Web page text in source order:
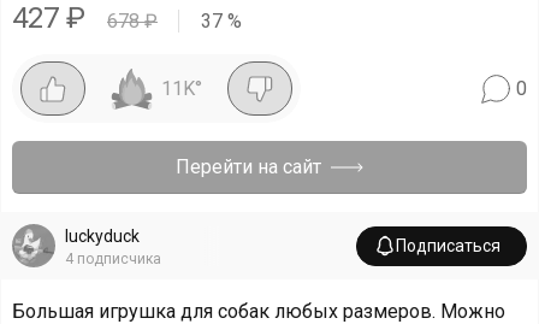
427 ₽ 678₽ 37 %
11K° 0
Перейти на сайт
luckyduck
4 подписчика
Подписаться
Большая игрушка для собак любых размеров. Можно